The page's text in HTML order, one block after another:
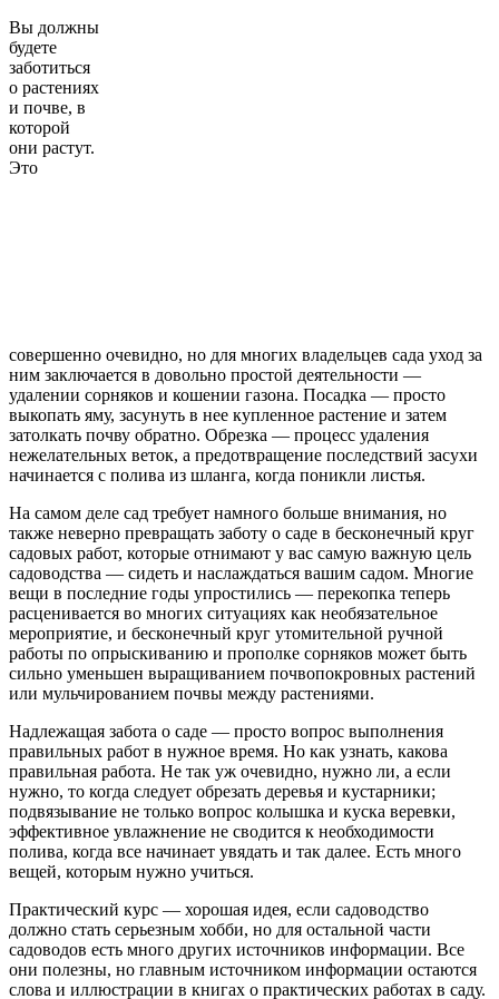
Вы должны
будете
заботиться
о растениях
и почве, в
которой
они растут.
Это
совершенно очевидно, но для многих владельцев сада уход за
ним заключается в довольно простой деятельности —
удалении сорняков и кошении газона. Посадка — просто
выкопать яму, засунуть в нее купленное растение и затем
затолкать почву обратно. Обрезка — процесс удаления
нежелательных веток, а предотвращение последствий засухи
начинается с полива из шланга, когда поникли листья.
На самом деле сад требует намного больше внимания, но
также неверно превращать заботу о саде в бесконечный круг
садовых работ, которые отнимают у вас самую важную цель
садоводства — сидеть и наслаждаться вашим садом. Многие
вещи в последние годы упростились — перекопка теперь
расценивается во многих ситуациях как необязательное
мероприятие, и бесконечный круг утомительной ручной
работы по опрыскиванию и прополке сорняков может быть
сильно уменьшен выращиванием почвопокровных растений
или мульчированием почвы между растениями.
Надлежащая забота о саде — просто вопрос выполнения
правильных работ в нужное время. Но как узнать, какова
правильная работа. Не так уж очевидно, нужно ли, а если
нужно, то когда следует обрезать деревья и кустарники;
подвязывание не только вопрос колышка и куска веревки,
эффективное увлажнение не сводится к необходимости
полива, когда все начинает увядать и так далее. Есть много
вещей, которым нужно учиться.
Практический курс — хорошая идея, если садоводство
должно стать серьезным хобби, но для остальной части
садоводов есть много других источников информации. Все
они полезны, но главным источником информации остаются
слова и иллюстрации в книгах о практических работах в саду.